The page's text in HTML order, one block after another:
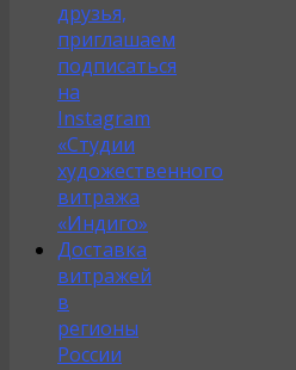
друзья,
приглашаем
подписаться
на
Instagram
«Студии
художественного
витража
«Индиго»
Доставка
витражей
в
регионы
России